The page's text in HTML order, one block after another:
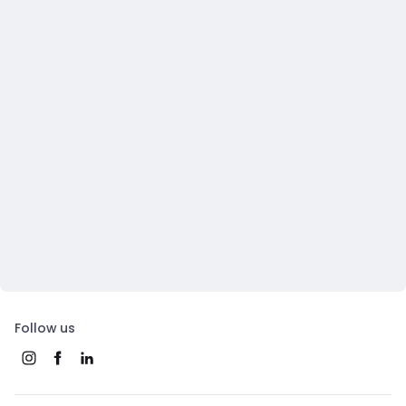
Follow us